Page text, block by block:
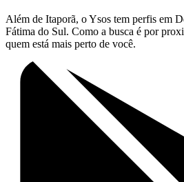
Além de Itaporã, o Ysos tem perfis em
Fátima do Sul. Como a busca é por
quem está mais perto de você.